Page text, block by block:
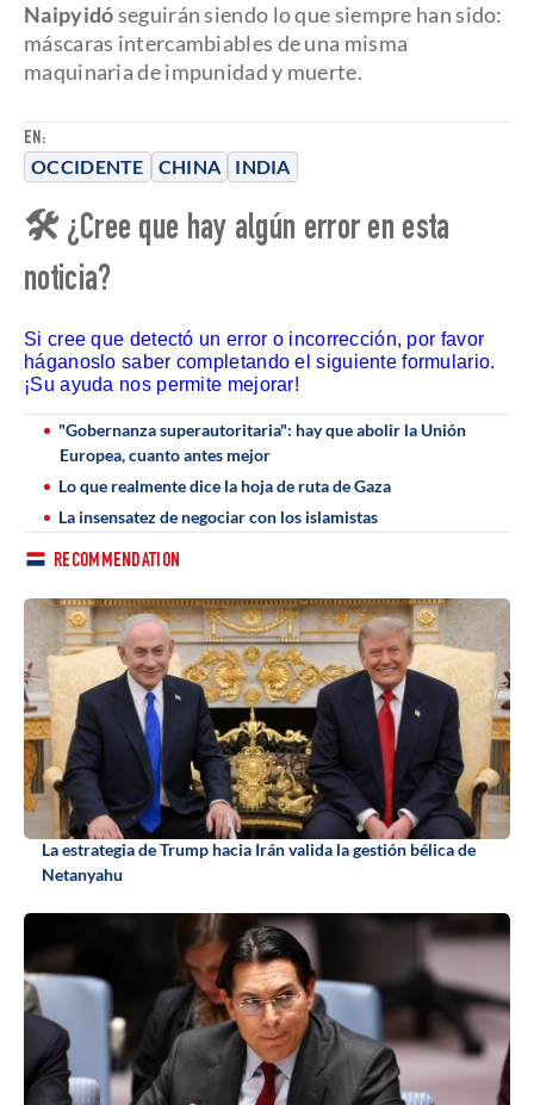
EN:
OCCIDENTE CHINA INDIA
Naipyidóseguirán siendo lo que siempre han sido:
máscaras intercambiables de una misma
maquinaria de impunidad y muerte.
🛠 ¿Cree que hay algún error en esta
noticia?
Si cree que detectó un error o incorrección, por favor
háganoslo saber completando el siguiente formulario.
¡Su ayuda nos permite mejorar!
"Gobernanza superautoritaria": hay que abolir la Unión
Europea, cuanto antes mejor
Lo que realmente dice la hoja de ruta de Gaza
La insensatez de negociar con los islamistas
RECOMMENDATION
La estrategia de Trump hacia Irán valida la gestión bélica de
Netanyahu